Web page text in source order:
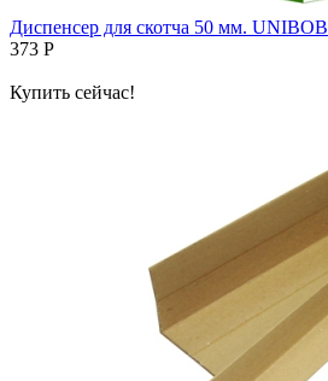
Диспенсер для скотча 50 мм. UNIBOB
373 Р
Купить сейчас!